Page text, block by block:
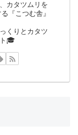
カタツムリを
『こつむ舎』
くりとカタツ
🎓